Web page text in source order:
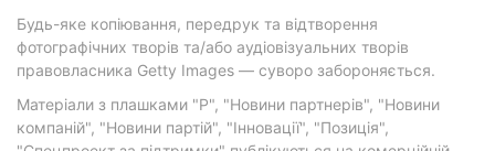
Будь-яке копіювання, передрук та відтворення
фотографічних творів та/або аудіовізуальних творів
правовласника Getty Images — суворо забороняється.
Матеріали з плашками "Р", "Новини партнерів", "Новини
компаній", "Новини партій", "Інновації", "Позиція",